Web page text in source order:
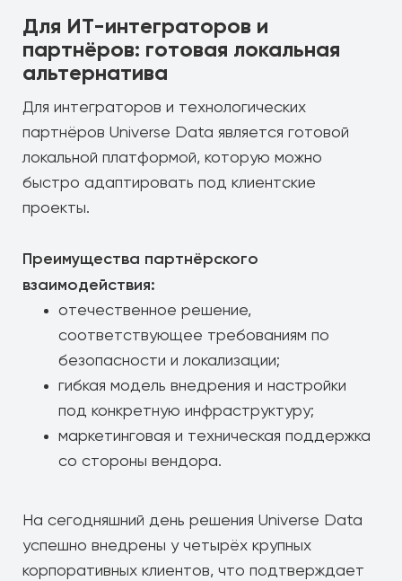
Для ИТ-интеграторов и
партнёров: готовая локальная
альтернатива
Для интеграторов и технологических
партнёров Universe Data является готовой
локальной платформой, которую можно
быстро адаптировать под клиентские
проекты.
Преимущества партнёрского
взаимодействия:
отечественное решение,
соответствующее требованиям по
безопасности и локализации;
гибкая модель внедрения и настройки
под конкретную инфраструктуру;
маркетинговая и техническая поддержка
со стороны вендора.
На сегодняшний день решения Universe Data
успешно внедрены у четырёх крупных
корпоративных клиентов, что подтверждает